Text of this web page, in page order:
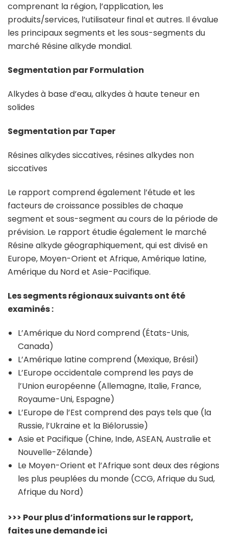
comprenant la région, l’application, les
produits/services, l’utilisateur final et autres. Il évalue
les principaux segments et les sous-segments du
marché Résine alkyde mondial.
Segmentation par Formulation
Alkydes à base d’eau, alkydes à haute teneur en
solides
Segmentation par Taper
Résines alkydes siccatives, résines alkydes non
siccatives
Le rapport comprend également l’étude et les
facteurs de croissance possibles de chaque
segment et sous-segment au cours de la période de
prévision. Le rapport étudie également le marché
Résine alkyde géographiquement, qui est divisé en
Europe, Moyen-Orient et Afrique, Amérique latine,
Amérique du Nord et Asie-Pacifique.
Les segments régionaux suivants ont été
examinés :
L’Amérique du Nord comprend (États-Unis,
Canada)
L’Amérique latine comprend (Mexique, Brésil)
L’Europe occidentale comprend les pays de
l’Union européenne (Allemagne, Italie, France,
Royaume-Uni, Espagne)
L’Europe de l’Est comprend des pays tels que (la
Russie, l’Ukraine et la Biélorussie)
Asie et Pacifique (Chine, Inde, ASEAN, Australie et
Nouvelle-Zélande)
Le Moyen-Orient et l’Afrique sont deux des régions
les plus peuplées du monde (CCG, Afrique du Sud,
Afrique du Nord)
>>> Pour plus d’informations sur le rapport,
faites une demande ici